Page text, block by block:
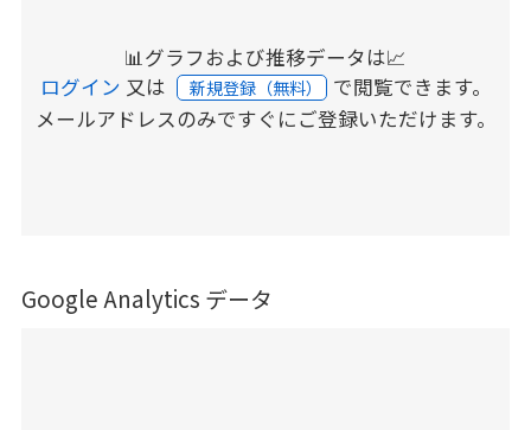
📊グラフおよび推移データは📈
ログイン 又は 新規登録（無料） で閲覧できます。
メールアドレスのみですぐにご登録いただけます。
Google Analytics データ